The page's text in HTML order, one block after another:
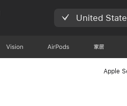
United
Vision AirPods 家居
Apple